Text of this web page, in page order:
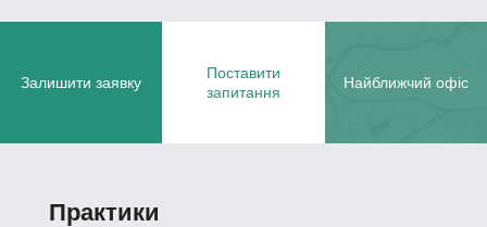
Залишити заявку
Поставити
запитання
Найближчий офіс
Практики